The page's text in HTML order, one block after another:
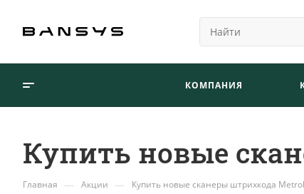
КОМПАНИЯ
Купить новые
Главная — Акции — Купить новые сканеры штрихкода